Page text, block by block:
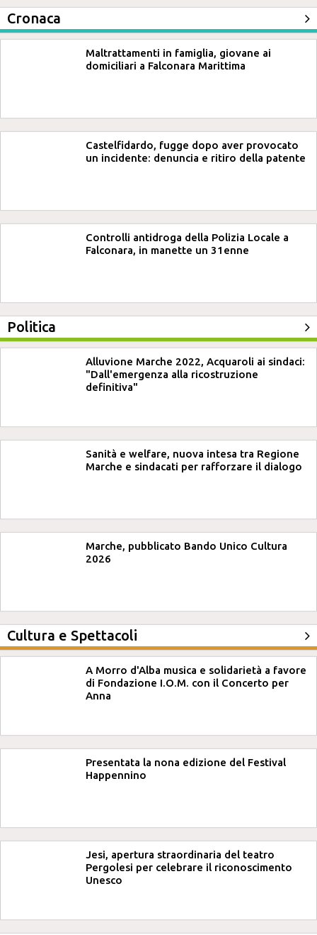
Cronaca
Maltrattamenti in famiglia, giovane ai
domiciliari a Falconara Marittima
Castelfidardo, fugge dopo aver provocato
un incidente: denuncia e ritiro della patente
Controlli antidroga della Polizia Locale a
Falconara, in manette un 31enne
Politica
Alluvione Marche 2022, Acquaroli ai sindaci:
"Dall'emergenza alla ricostruzione
definitiva"
Sanità e welfare, nuova intesa tra Regione
Marche e sindacati per rafforzare il dialogo
Marche, pubblicato Bando Unico Cultura
2026
Cultura e Spettacoli
A Morro d'Alba musica e solidarietà a favore
di Fondazione I.O.M. con il Concerto per
Anna
Presentata la nona edizione del Festival
Happennino
Jesi, apertura straordinaria del teatro
Pergolesi per celebrare il riconoscimento
Unesco